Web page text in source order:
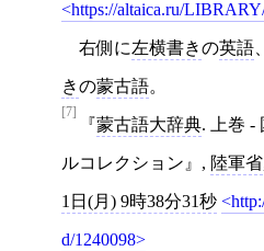
https://altaica.ru/
右側に左横書きの英語
きの蒙古語。
[7]
蒙古語大辞典. 上巻 -
ルコレクション , 陸軍省
1日(月) 9時38分31秒
d/1240098